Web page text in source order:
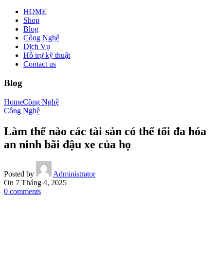
HOME
Shop
Blog
Công Nghệ
Dịch Vụ
Hỗ trợ kỹ thuật
Contact us
Blog
HomeCông Nghệ
Công Nghệ
Làm thế nào các tài sản có thể tối đa hóa
an ninh bãi đậu xe của họ
Posted by
Administrator
On 7 Tháng 4, 2025
0 comments